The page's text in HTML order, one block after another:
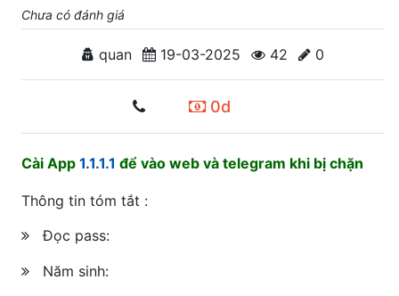
Chưa có đánh giá
quan 19-03-2025 42 0
0d
Cài App 1.1.1.1 để vào web và telegram khi bị chặn
Thông tin tóm tắt :
Đọc pass:
Năm sinh: